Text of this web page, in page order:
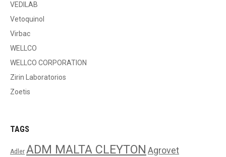
VEDILAB
Vetoquinol
Virbac
WELLCO
WELLCO CORPORATION
Zirin Laboratorios
Zoetis
TAGS
Adler ADM MALTA CLEYTON Agrovet